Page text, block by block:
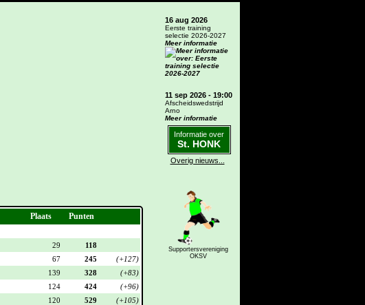
Plaats Punten
29
118
67 245
(+127)
139 328
(+83)
124 424
(+96)
120 529
(+105)
16 aug 2026
Eerste training
selectie 2026-2027
Meer informatie
11 sep 2026 - 19:00
Afscheidswedstrijd
Arno
Meer informatie
Informatie over
St. HONK
Overig nieuws...
Supportersvereniging
OKSV